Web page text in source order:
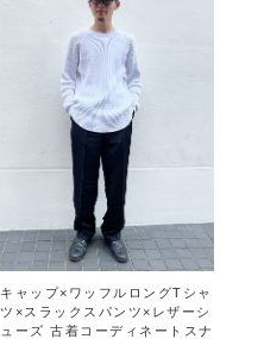
キャップ×ワッフルロングTシャ
ツ×スラックスパンツ×レザーシ
ューズ 古着コーディネートスナ